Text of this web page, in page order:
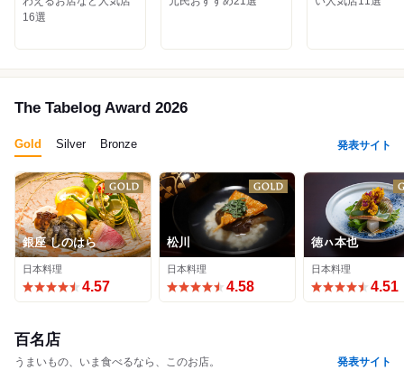
16選
The Tabelog Award 2026
発表サイト
Gold Silver Bronze
銀座 しのはら
日本料理
4.57
松川
日本料理
4.58
徳ㇵ本也
日本料理
4.51
百名店
発表サイト
うまいもの、いま食べるなら、このお店。